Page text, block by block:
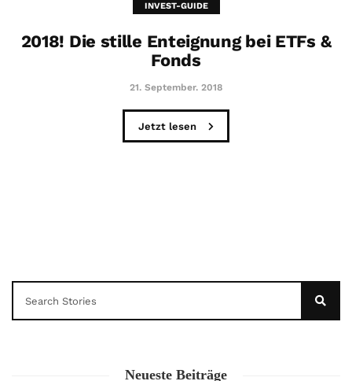
INVEST-GUIDE
2018! Die stille Enteignung bei ETFs &
Fonds
21. September. 2018
Jetzt lesen
Neueste Beiträge